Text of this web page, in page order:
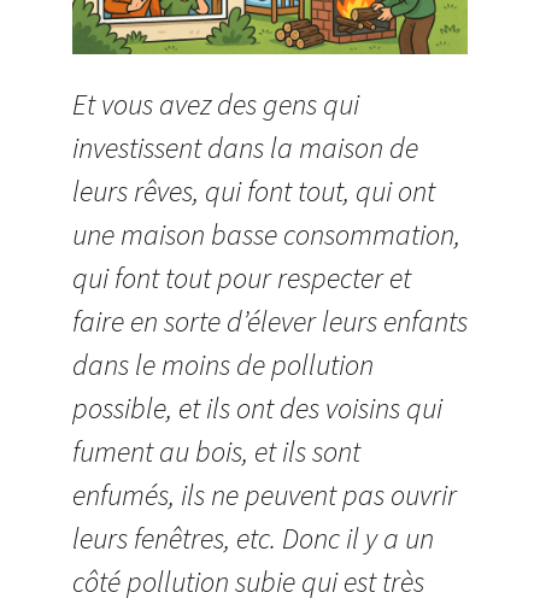
Et vous avez des gens qui
investissent dans la maison de
leurs rêves, qui font tout, qui ont
une maison basse consommation,
qui font tout pour respecter et
faire en sorte d’élever leurs enfants
dans le moins de pollution
possible, et ils ont des voisins qui
fument au bois, et ils sont
enfumés, ils ne peuvent pas ouvrir
leurs fenêtres, etc. Donc il y a un
côté pollution subie qui est très